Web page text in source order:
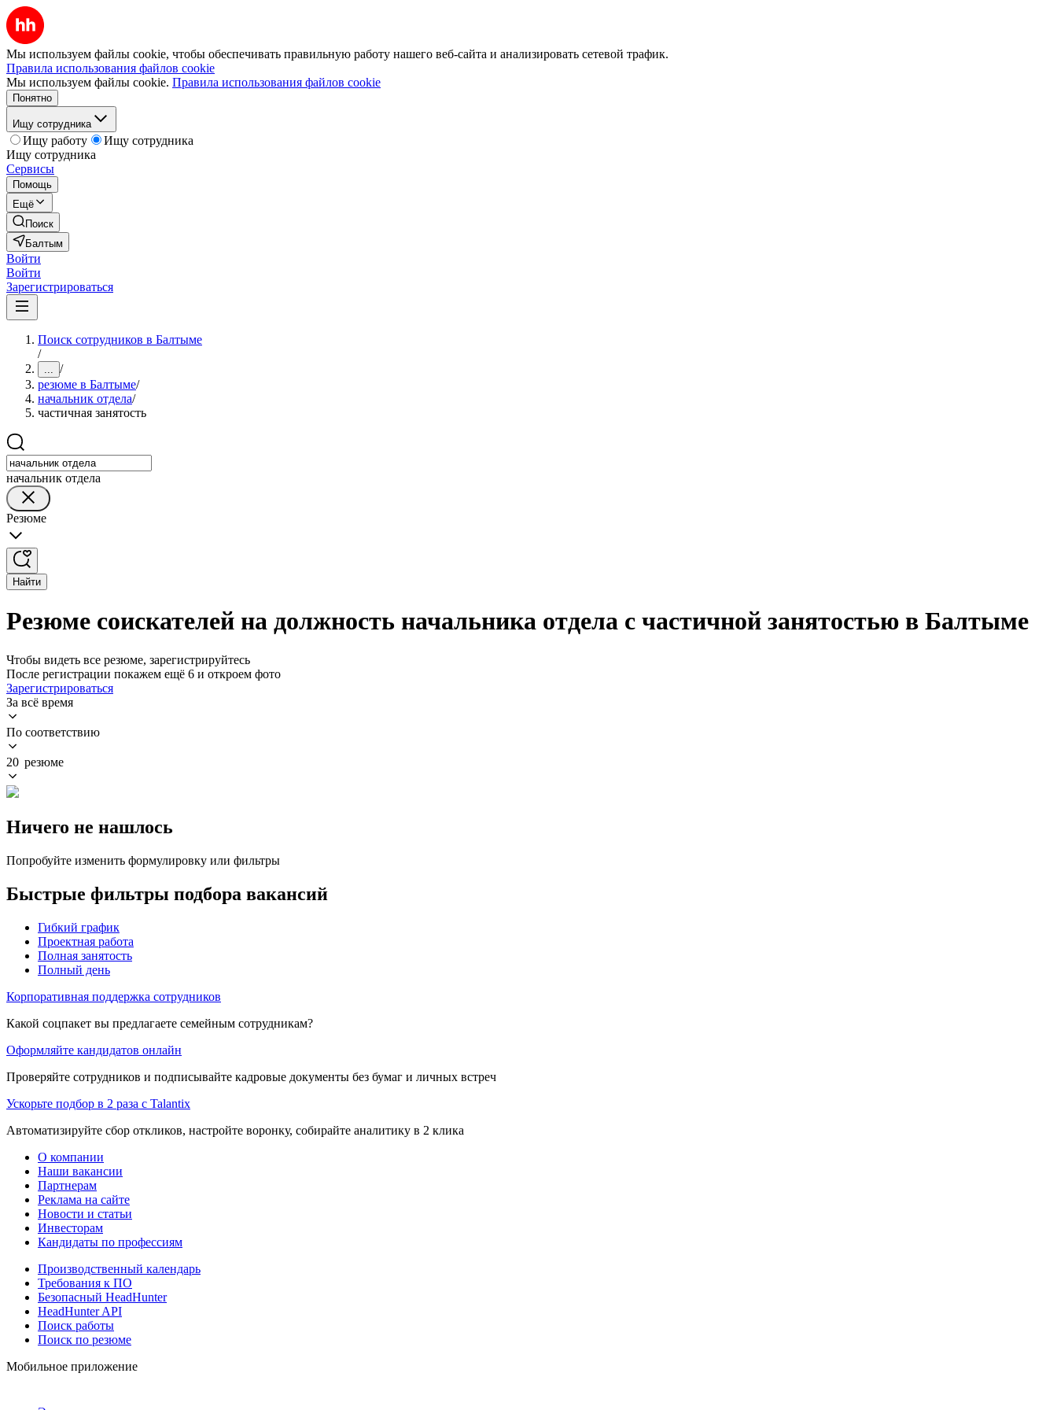
Мы используем файлы cookie, чтобы обеспечивать правильную работу нашего веб-сайта и анализировать сетевой трафик.
Правила использования файлов cookie
Мы используем файлы cookie. Правила использования файлов cookie
Понятно
Ищу сотрудника
Ищу работу
Ищу сотрудника
Ищу сотрудника
Сервисы
Помощь
Ещё
Поиск
Балтым
Войти
Войти
Зарегистрироваться
Поиск сотрудников в Балтыме
/
... /
резюме в Балтыме/
начальник отдела/
частичная занятость
начальник отдела
Резюме
Найти
Резюме соискателей на должность начальника отдела с частичной занятостью в Балтыме
Чтобы видеть все резюме, зарегистрируйтесь
После регистрации покажем ещё 6 и откроем фото
Зарегистрироваться
За всё время
По соответствию
20 резюме
Ничего не нашлось
Попробуйте изменить формулировку или фильтры
Быстрые фильтры подбора вакансий
Гибкий график
Проектная работа
Полная занятость
Полный день
Корпоративная поддержка сотрудников
Какой соцпакет вы предлагаете семейным сотрудникам?
Оформляйте кандидатов онлайн
Проверяйте сотрудников и подписывайте кадровые документы без бумаг и личных встреч
Ускорьте подбор в 2 раза с Talantix
Автоматизируйте сбор откликов, настройте воронку, собирайте аналитику в 2 клика
О компании
Наши вакансии
Партнерам
Реклама на сайте
Новости и статьи
Инвесторам
Кандидаты по профессиям
Производственный календарь
Требования к ПО
Безопасный HeadHunter
HeadHunter API
Поиск работы
Поиск по резюме
Мобильное приложение